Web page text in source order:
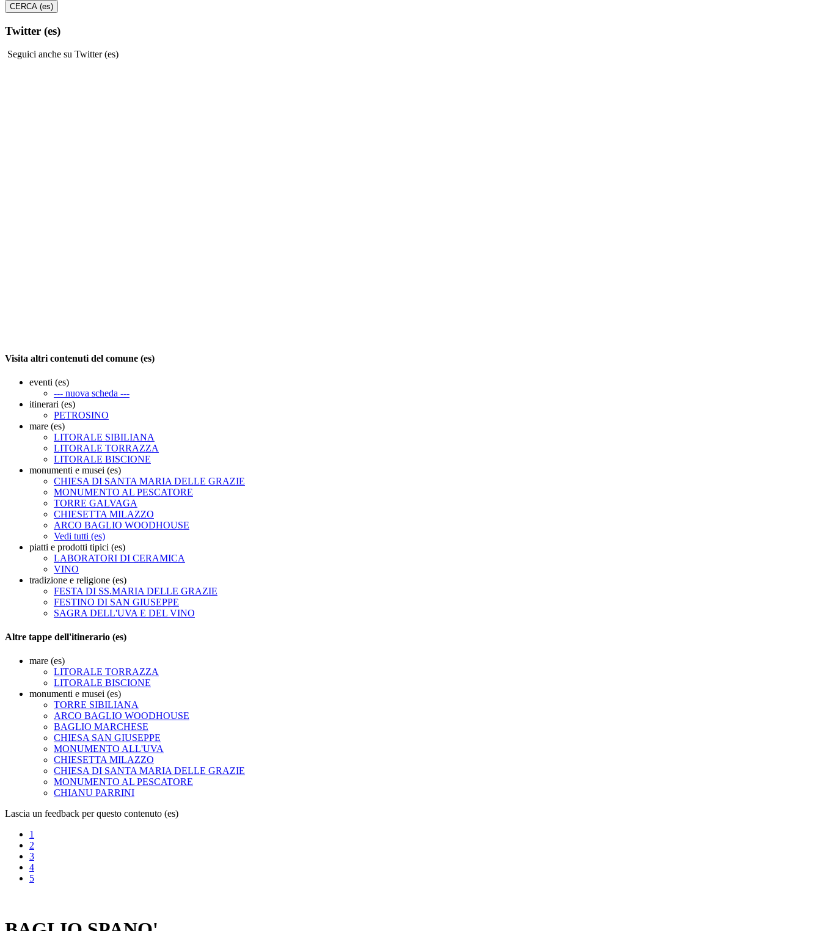
Twitter (es)
Seguici anche su Twitter (es)
Visita altri contenuti del comune (es)
eventi (es)
--- nuova scheda ---
itinerari (es)
PETROSINO
mare (es)
LITORALE SIBILIANA
LITORALE TORRAZZA
LITORALE BISCIONE
monumenti e musei (es)
CHIESA DI SANTA MARIA DELLE GRAZIE
MONUMENTO AL PESCATORE
TORRE GALVAGA
CHIESETTA MILAZZO
ARCO BAGLIO WOODHOUSE
Vedi tutti (es)
piatti e prodotti tipici (es)
LABORATORI DI CERAMICA
VINO
tradizione e religione (es)
FESTA DI SS.MARIA DELLE GRAZIE
FESTINO DI SAN GIUSEPPE
SAGRA DELL'UVA E DEL VINO
Altre tappe dell'itinerario (es)
mare (es)
LITORALE TORRAZZA
LITORALE BISCIONE
monumenti e musei (es)
TORRE SIBILIANA
ARCO BAGLIO WOODHOUSE
BAGLIO MARCHESE
CHIESA SAN GIUSEPPE
MONUMENTO ALL'UVA
CHIESETTA MILAZZO
CHIESA DI SANTA MARIA DELLE GRAZIE
MONUMENTO AL PESCATORE
CHIANU PARRINI
Lascia un feedback per questo contenuto (es)
1
2
3
4
5